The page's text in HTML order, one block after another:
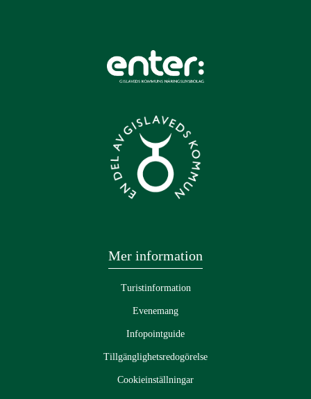
Mer information
Turistinformation
Evenemang
Infopointguide
Tillgänglighetsredogörelse
Cookieinställningar